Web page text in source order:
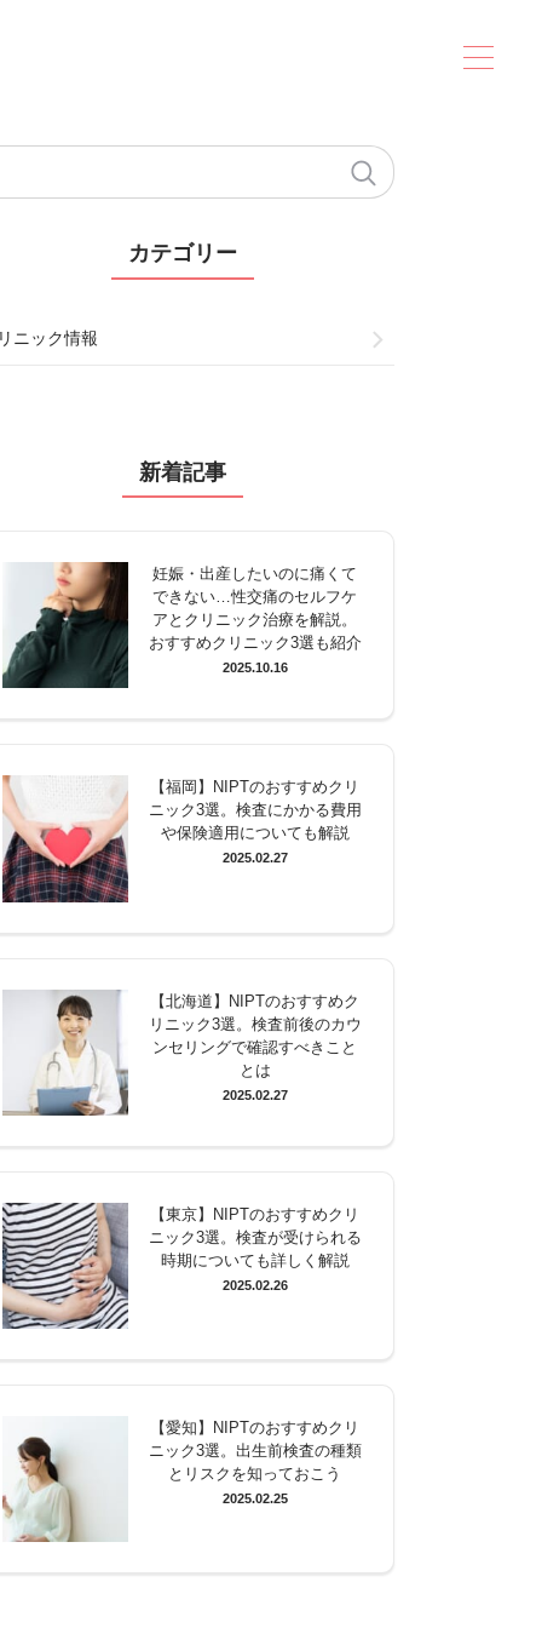
カテゴリー
ニック情報
新着記事
妊娠・出産したいのに痛くて
できない…性交痛のセルフケ
アとクリニック治療を解説。
おすすめクリニック3選も紹介
2025.10.16
【福岡】NIPTのおすすめクリ
ニック3選。検査にかかる費用
や保険適用についても解説
2025.02.27
【北海道】NIPTのおすすめク
リニック3選。検査前後のカウ
ンセリングで確認すべきこと
とは
2025.02.27
【東京】NIPTのおすすめクリ
ニック3選。検査が受けられる
時期についても詳しく解説
2025.02.26
【愛知】NIPTのおすすめクリ
ニック3選。出生前検査の種類
とリスクを知っておこう
2025.02.25